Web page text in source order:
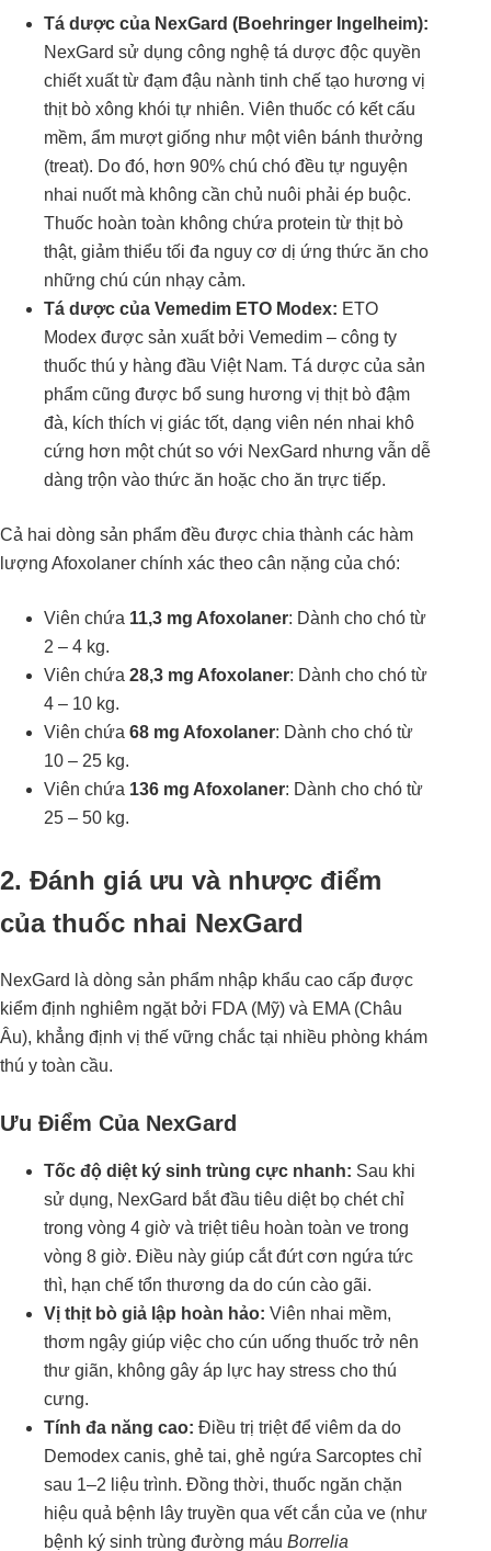
Tá dược của NexGard (Boehringer Ingelheim):
NexGard sử dụng công nghệ tá dược độc quyền
chiết xuất từ đạm đậu nành tinh chế tạo hương vị
thịt bò xông khói tự nhiên. Viên thuốc có kết cấu
mềm, ẩm mượt giống như một viên bánh thưởng
(treat). Do đó, hơn 90% chú chó đều tự nguyện
nhai nuốt mà không cần chủ nuôi phải ép buộc.
Thuốc hoàn toàn không chứa protein từ thịt bò
thật, giảm thiểu tối đa nguy cơ dị ứng thức ăn cho
những chú cún nhạy cảm.
Tá dược của Vemedim ETO Modex: ETO
Modex được sản xuất bởi Vemedim – công ty
thuốc thú y hàng đầu Việt Nam. Tá dược của sản
phẩm cũng được bổ sung hương vị thịt bò đậm
đà, kích thích vị giác tốt, dạng viên nén nhai khô
cứng hơn một chút so với NexGard nhưng vẫn dễ
dàng trộn vào thức ăn hoặc cho ăn trực tiếp.
Cả hai dòng sản phẩm đều được chia thành các hàm
lượng Afoxolaner chính xác theo cân nặng của chó:
Viên chứa 11,3 mg Afoxolaner: Dành cho chó từ
2 – 4 kg.
Viên chứa 28,3 mg Afoxolaner: Dành cho chó từ
4 – 10 kg.
Viên chứa 68 mg Afoxolaner: Dành cho chó từ
10 – 25 kg.
Viên chứa 136 mg Afoxolaner: Dành cho chó từ
25 – 50 kg.
2. Đánh giá ưu và nhược điểm
của thuốc nhai NexGard
NexGard là dòng sản phẩm nhập khẩu cao cấp được
kiểm định nghiêm ngặt bởi FDA (Mỹ) và EMA (Châu
Âu), khẳng định vị thế vững chắc tại nhiều phòng khám
thú y toàn cầu.
Ưu Điểm Của NexGard
Tốc độ diệt ký sinh trùng cực nhanh: Sau khi
sử dụng, NexGard bắt đầu tiêu diệt bọ chét chỉ
trong vòng 4 giờ và triệt tiêu hoàn toàn ve trong
vòng 8 giờ. Điều này giúp cắt đứt cơn ngứa tức
thì, hạn chế tổn thương da do cún cào gãi.
Vị thịt bò giả lập hoàn hảo: Viên nhai mềm,
thơm ngậy giúp việc cho cún uống thuốc trở nên
thư giãn, không gây áp lực hay stress cho thú
cưng.
Tính đa năng cao: Điều trị triệt để viêm da do
Demodex canis, ghẻ tai, ghẻ ngứa Sarcoptes chỉ
sau 1–2 liệu trình. Đồng thời, thuốc ngăn chặn
hiệu quả bệnh lây truyền qua vết cắn của ve (như
bệnh ký sinh trùng đường máu Borrelia